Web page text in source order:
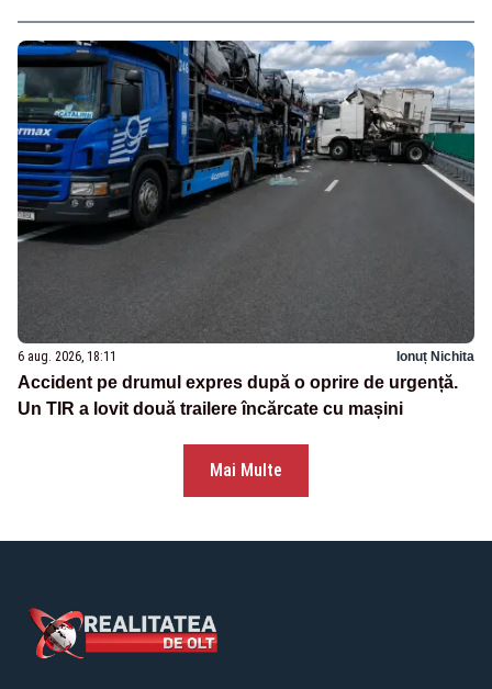
6 aug. 2026, 18:11 Ionuț Nichita
Accident pe drumul expres după o oprire de urgență.
Un TIR a lovit două trailere încărcate cu mașini
Mai Multe